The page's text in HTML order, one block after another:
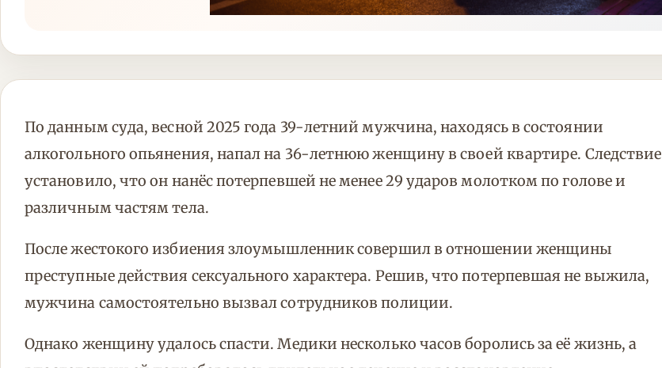
По данным суда, весной 2025 года 39-летний мужчина, находясь в состоянии
алкогольного опьянения, напал на 36-летнюю женщину в своей квартире. Следствие
установило, что он нанёс потерпевшей не менее 29 ударов молотком по голове и
различным частям тела.
После жестокого избиения злоумышленник совершил в отношении женщины
преступные действия сексуального характера. Решив, что потерпевшая не выжила,
мужчина самостоятельно вызвал сотрудников полиции.
Однако женщину удалось спасти. Медики несколько часов боролись за её жизнь, а